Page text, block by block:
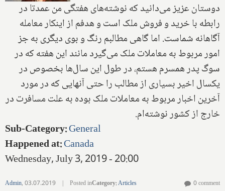
دوستان عزيز مى‌دانيد كه نوشته‌های هفتگى من عمدتا در
رابطه با خريد و فروش ملک است و هدفم از اينكار معامله
آگاهانه شماست‌. اما گاهى مطالبم رنگ و بوى ديگرى به جز
امور مربوط به معاملات ملک مى‌گيرد مانند اين هفته كه در
سوگ پدر همسرم هستم‌، در طول اين سال‌ها بخصوص در
يكسال اخير بسيارى از مطالب را حتى آنهايى كه در مورد
آخرين اخبار مربوط به معاملات ملک بوده به علت مسافرت در
خارج از كشور نوشته‌ام‌.
Sub-Category:General
Happened at:Canada
Wednesday, July 3, 2019 - 20:00
Admin,03.07.2019 | Posted inCategory:Articles 0 comment